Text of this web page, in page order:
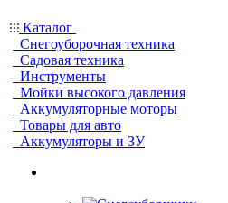
Каталог
Снегоуборочная техника
Садовая техника
Инструменты
Мойки высокого давления
Аккумуляторные моторы
Товары для авто
Аккумуляторы и ЗУ